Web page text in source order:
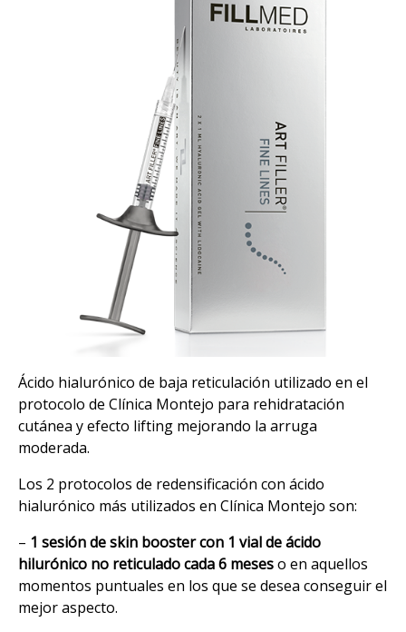
Ácido hialurónico de baja reticulación utilizado en el
protocolo de Clínica Montejo para rehidratación
cutánea y efecto lifting mejorando la arruga
moderada.
Los 2 protocolos de redensificación con ácido
hialurónico más utilizados en Clínica Montejo son:
– 1 sesión de skin booster con 1 vial de ácido
hilurónico no reticulado cada 6 meseso en aquellos
momentos puntuales en los que se desea conseguir el
mejor aspecto.